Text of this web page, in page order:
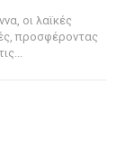
οι λαϊκές
προσφέροντας